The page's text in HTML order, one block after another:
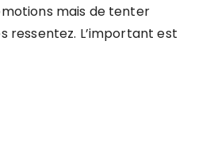
mais de tenter
ressentez. L’important est